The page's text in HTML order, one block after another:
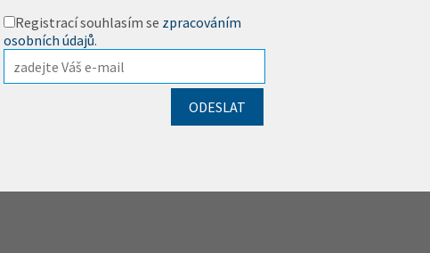
Registrací souhlasím se zpracováním
osobních údajů.